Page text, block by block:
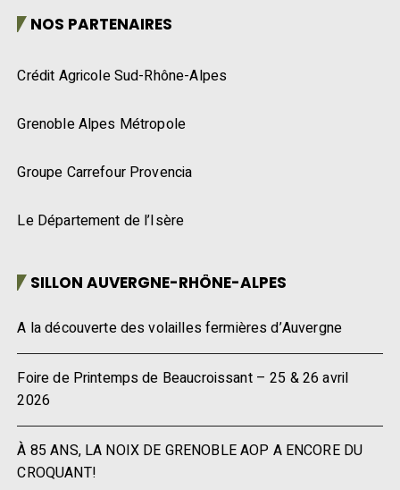
NOS PARTENAIRES
Crédit Agricole Sud-Rhône-Alpes
Grenoble Alpes Métropole
Groupe Carrefour Provencia
Le Département de l’Isère
SILLON AUVERGNE-RHÔNE-ALPES
A la découverte des volailles fermières d’Auvergne
Foire de Printemps de Beaucroissant – 25 & 26 avril
2026
À 85 ANS, LA NOIX DE GRENOBLE AOP A ENCORE DU
CROQUANT!